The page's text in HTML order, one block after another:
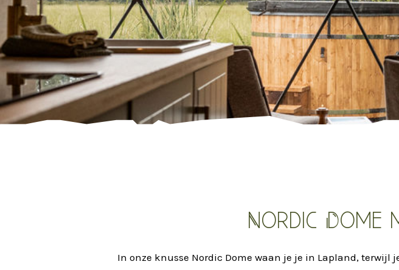
Nordic Dome
In onze knusse Nordic Dome waan je je in Lapland,